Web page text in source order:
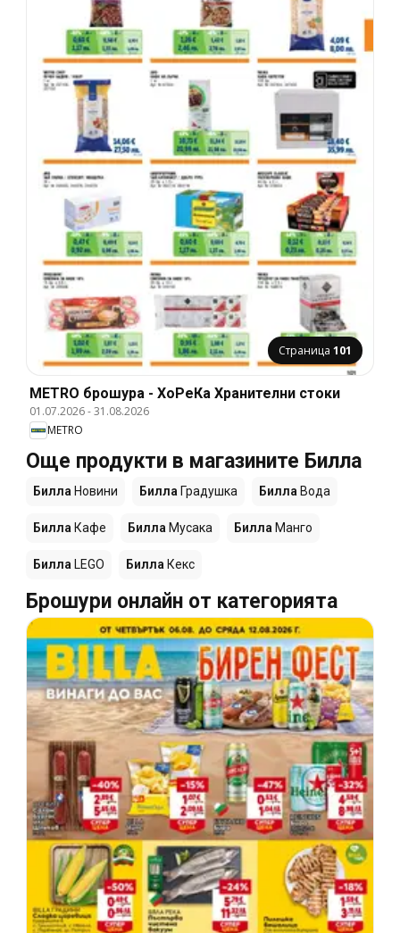
Страница 101
METRO брошура - ХоРеКа Хранителни стоки
01.07.2026-31.08.2026
METRO
Още продукти в магазините Билла
Билла Новини Билла Градушка Билла Вода
Билла Кафе Билла Мусака Билла Манго
Билла LEGO Билла Кекс
Брошури онлайн от категорията